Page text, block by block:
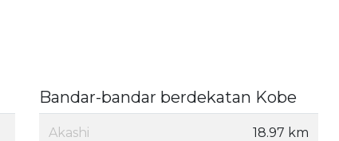
Bandar-bandar berdekatan Kobe
Akashi 18.97 km